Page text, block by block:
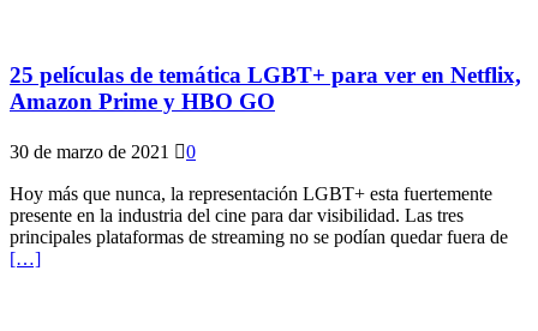
25 películas de temática LGBT+ para ver en Netflix,
Amazon Prime y HBO GO
30 de marzo de 2021 0
Hoy más que nunca, la representación LGBT+ esta fuertemente
presente en la industria del cine para dar visibilidad. Las tres
principales plataformas de streaming no se podían quedar fuera de
[…]